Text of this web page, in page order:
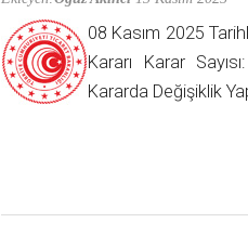
08 Kasım 2025
Kararı Karar
Kararda Değişiklik